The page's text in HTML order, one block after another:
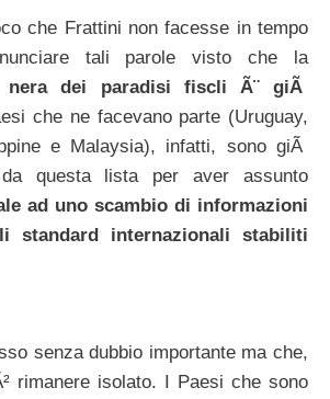
che Frattini non facesse in tempo
tali parole visto che la
nera dei paradisi fiscli Ã¨ giÃ
che ne facevano parte (Uruguay,
e Malaysia), infatti, sono giÃ
questa lista per aver assunto
ad uno scambio di informazioni
standard internazionali stabiliti
senza dubbio importante ma che,
rimanere isolato. I Paesi che sono